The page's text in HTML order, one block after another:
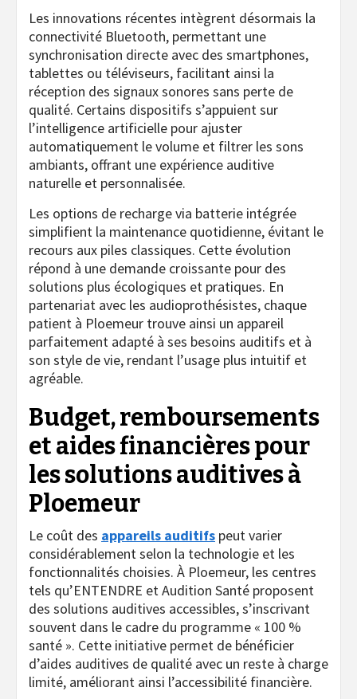
Les innovations récentes intègrent désormais la
connectivité Bluetooth, permettant une
synchronisation directe avec des smartphones,
tablettes ou téléviseurs, facilitant ainsi la
réception des signaux sonores sans perte de
qualité. Certains dispositifs s’appuient sur
l’intelligence artificielle pour ajuster
automatiquement le volume et filtrer les sons
ambiants, offrant une expérience auditive
naturelle et personnalisée.
Les options de recharge via batterie intégrée
simplifient la maintenance quotidienne, évitant le
recours aux piles classiques. Cette évolution
répond à une demande croissante pour des
solutions plus écologiques et pratiques. En
partenariat avec les audioprothésistes, chaque
patient à Ploemeur trouve ainsi un appareil
parfaitement adapté à ses besoins auditifs et à
son style de vie, rendant l’usage plus intuitif et
agréable.
Budget, remboursements
et aides financières pour
les solutions auditives à
Ploemeur
Le coût des appareils auditifs peut varier
considérablement selon la technologie et les
fonctionnalités choisies. À Ploemeur, les centres
tels qu’ENTENDRE et Audition Santé proposent
des solutions auditives accessibles, s’inscrivant
souvent dans le cadre du programme « 100 %
santé ». Cette initiative permet de bénéficier
d’aides auditives de qualité avec un reste à charge
limité, améliorant ainsi l’accessibilité financière.